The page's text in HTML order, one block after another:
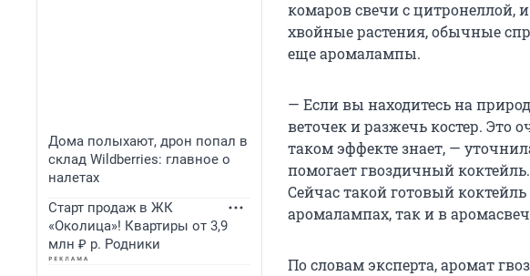
Дома полыхают, дрон попал в
склад Wildberries: главное о
налетах
Старт продаж в ЖК
«Околица»! Квартиры от 3,9
млн ₽ р. Родники
комаров свечи с цитронеллой,
хвойные растения, обычные
еще аромалампы.
— Если вы находитесь на
веточек и разжечь костер. Это
таком эффекте знает, —
помогает гвоздичный
Сейчас такой готовый
аромалампах, так и в
По словам эксперта, аромат